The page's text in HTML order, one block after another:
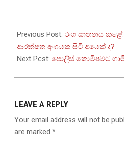
05-
12
Previous Post: රංග ඝාතනය
ආරක්ෂක අංශයක සිටි අයෙක් ද?
Next Post: පොලිස් කොමිෂමට
LEAVE A REPLY
Your email address will not be
are marked *